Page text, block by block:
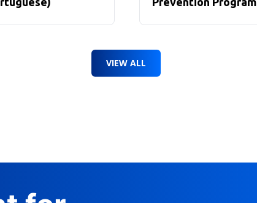
VIEW ALL